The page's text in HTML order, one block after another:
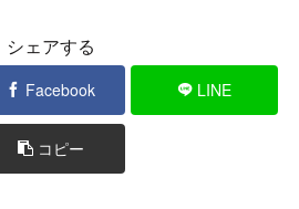
シェアする
Facebook LINE
コピー